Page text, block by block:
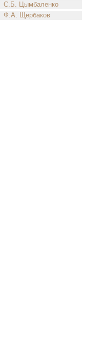
С.Б. Цымбаленко
Ф.А. Щербаков